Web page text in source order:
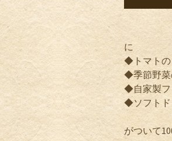
に
◆トマトの
◆季節野菜
◆自家製フ
◆ソフトド
がついて